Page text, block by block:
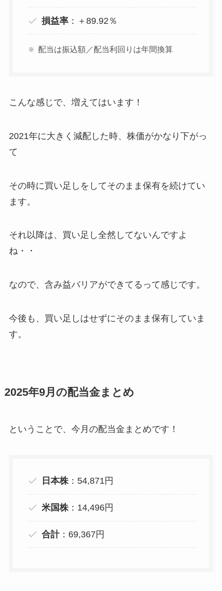
損益率 ：＋89.92％
配当は振込額／配当利回りは年間換算
こんな感じで、増えてはいます！
2021年に大きく減配した時、株価がかなり下がっ
て
その時に買い足しをしてそのまま保有を続けてい
ます。
それ以降は、買い足し全然してないんですよ
ね・・
なので、含み益バリアができてるって感じです。
今後も、買い足しはせずにそのまま保有していま
す。
2025年9月の配当金まとめ
ということで、今月の配当金まとめです！
日本株：54,871円
米国株：14,496円
合計：69,367円